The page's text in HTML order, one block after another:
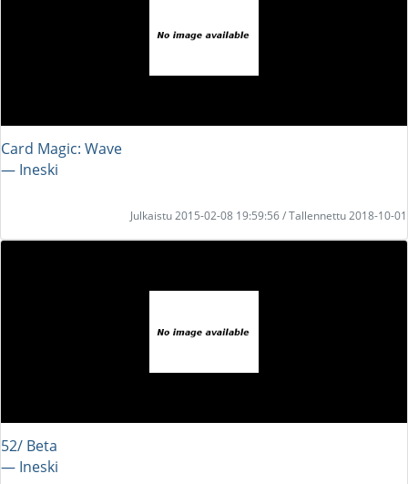
Card Magic: Wave
― Ineski
Julkaistu 2015-02-08 19:59:56 / Tallennettu 2018-10-01
52/ Beta
― Ineski